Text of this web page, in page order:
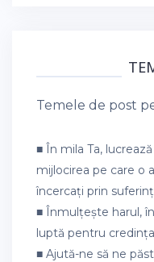
Temele de post
■ În mila Ta,
mijlocirea pe care o
încercați prin
■ Înmulțește harul,
luptă pentru
■ Ajută-ne să ne